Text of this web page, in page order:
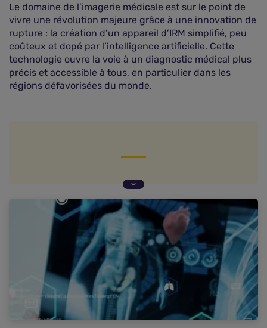
Le domaine de l’imagerie médicale est sur le point de
vivre une révolution majeure grâce à une innovation de
rupture : la création d’un appareil d’IRM simplifié, peu
coûteux et dopé par l’intelligence artificielle. Cette
technologie ouvre la voie à un diagnostic médical plus
précis et accessible à tous, en particulier dans les
régions défavorisées du monde.
L'intelligence artificielle au cœur de l'innovation
Vers une démocratisation de l'accès à l'IRM